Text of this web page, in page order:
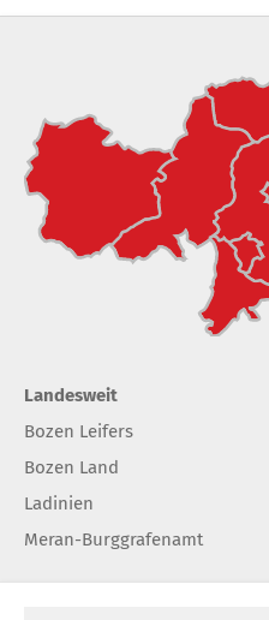
Landesweit
Bozen Leifers
Bozen Land
Ladinien
Meran-Burggrafenamt